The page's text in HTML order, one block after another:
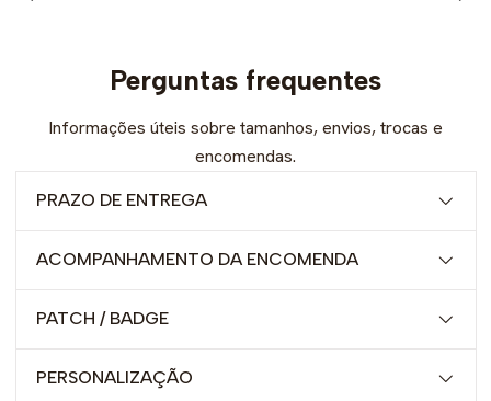
Perguntas frequentes
Informações úteis sobre tamanhos, envios, trocas e
encomendas.
PRAZO DE ENTREGA
ACOMPANHAMENTO DA ENCOMENDA
PATCH / BADGE
PERSONALIZAÇÃO